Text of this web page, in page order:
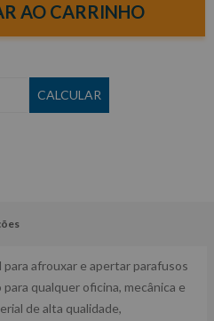
AO CARRINHO
afrouxar e apertar parafusos
qualquer oficina, mecânica e
de alta qualidade,